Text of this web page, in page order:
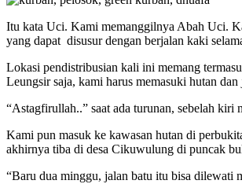
Itu kata Uci. Kami memanggilnya Abah Uci.
yang dapat disusur dengan berjalan kaki
Lokasi pendistribusian kali ini memang
Leungsir saja, kami harus memasuki hutan
“Astagfirullah..” saat ada turunan, sebelah kiri
Kami pun masuk ke kawasan hutan di
akhirnya tiba di desa Cikuwulung di puncak
“Baru dua minggu, jalan batu itu bisa dilewati